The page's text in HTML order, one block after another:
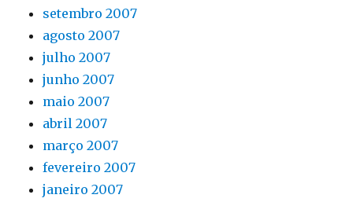
setembro 2007
agosto 2007
julho 2007
junho 2007
maio 2007
abril 2007
março 2007
fevereiro 2007
janeiro 2007